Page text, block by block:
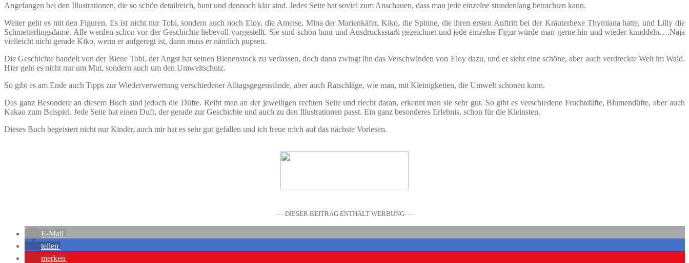
Angefangen bei den Illustrationen, die so schön detailreich, bunt und dennoch klar sind. Jedes Seite hat soviel zum Anschauen, dass man jede einzelne stundenlang betrachten kann.
Weiter geht es mit den Figuren. Es ist nicht nur Tobi, sondern auch noch Eloy, die Ameise, Mina der Marienkäfer, Kiko, die Spinne, die ihren ersten Auftritt bei der Kräuterhexe Thymiana hatte, und Lilly die
Schmetterlingsdame. Alle werden schon vor der Geschichte liebevoll vorgestellt. Sie sind schön bunt und Ausdrucksstark gezeichnet und jede einzelne Figur würde man gerne hin und wieder knuddeln….Naja
vielleicht nicht gerade Kiko, wenn er aufgeregt ist, dann muss er nämlich pupsen.
Die Geschichte handelt von der Biene Tobi, der Angst hat seinen Bienenstock zu verlassen, doch dann zwingt ihn das Verschwinden von Eloy dazu, und er sieht eine schöne, aber auch verdreckte Welt im Wald.
Hier geht es nicht nur um Mut, sondern auch um den Umweltschutz.
So gibt es am Ende auch Tipps zur Wiederverwertung verschiedener Alltagsgegenstände, aber auch Ratschläge, wie man, mit Kleinigkeiten, die Umwelt schonen kann.
Das ganz Besondere an diesem Buch sind jedoch die Düfte. Reibt man an der jeweiligen rechten Seite und riecht daran, erkennt man sie sehr gut. So gibt es verschiedene Fruchtdüfte, Blumendüfte, aber auch
Kakao zum Beispiel. Jede Seite hat einen Duft, der gerade zur Geschichte und auch zu den Illustrationen passt. Ein ganz besonderes Erlebnis, schon für die Kleinsten.
Dieses Buch begeistert nicht nur Kinder, auch mir hat es sehr gut gefallen und ich freue mich auf das nächste Vorlesen.
—–DIESER BEITRAG ENTHÄLT WERBUNG—–
E-Mail
teilen
merken